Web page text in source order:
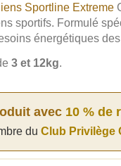
Sportline Extreme
sportifs. Formulé
énergétiques
3 et 12kg.
avec 10 % de
du Club Privilège